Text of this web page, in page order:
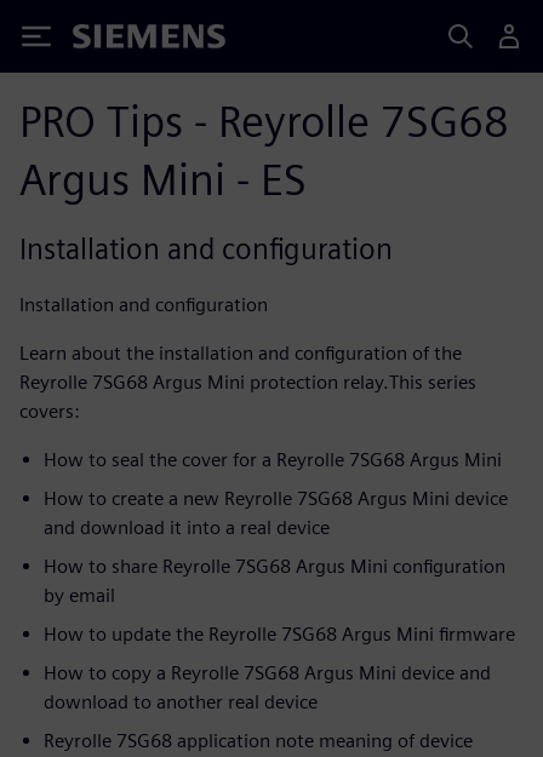
Siemens
PRO Tips - Reyrolle 7SG68
Argus Mini - ES
Installation and configuration
Installation and configuration
Learn about the installation and configuration of the
Reyrolle 7SG68 Argus Mini protection relay.This series
covers:
How to seal the cover for a Reyrolle 7SG68 Argus Mini
How to create a new Reyrolle 7SG68 Argus Mini device
and download it into a real device
How to share Reyrolle 7SG68 Argus Mini configuration
by email
How to update the Reyrolle 7SG68 Argus Mini firmware
How to copy a Reyrolle 7SG68 Argus Mini device and
download to another real device
Reyrolle 7SG68 application note meaning of device